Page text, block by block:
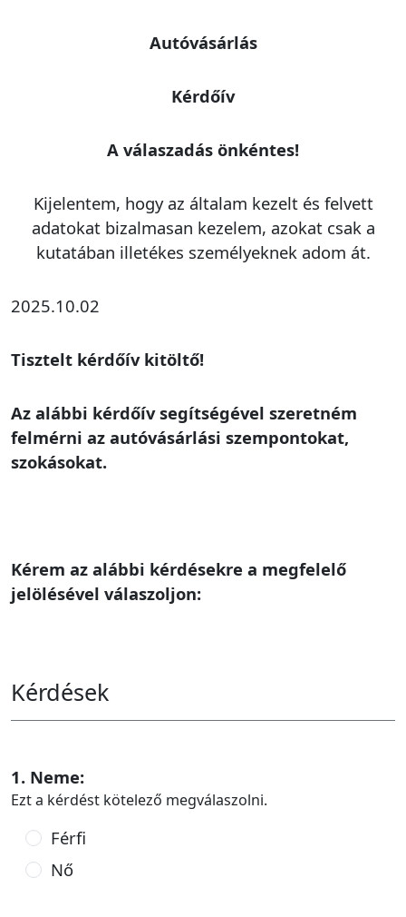
Autóvásárlás
Kérdőív
A válaszadás önkéntes!
Kijelentem, hogy az általam kezelt és felvett
adatokat bizalmasan kezelem, azokat csak a
kutatában illetékes személyeknek adom át.
2025.10.02
Tisztelt kérdőív kitöltő!
Az alábbi kérdőív segítségével szeretném
felmérni az autóvásárlási szempontokat,
szokásokat.
Kérem az alábbi kérdésekre a megfelelő
jelölésével válaszoljon:
Kérdések
1. Neme:
Ezt a kérdést kötelező megválaszolni.
Férfi
Nő